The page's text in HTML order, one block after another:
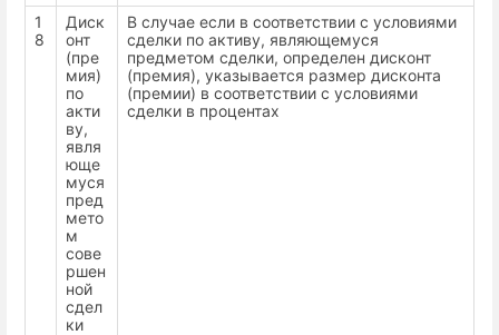
1
8
Диск
онт
(пре
мия)
по
акти
ву,
явля
юще
муся
пред
мето
м
сове
ршен
ной
сдел
ки
В случае если в соответствии с условиями
сделки по активу, являющемуся
предметом сделки, определен дисконт
(премия), указывается размер дисконта
(премии) в соответствии с условиями
сделки в процентах